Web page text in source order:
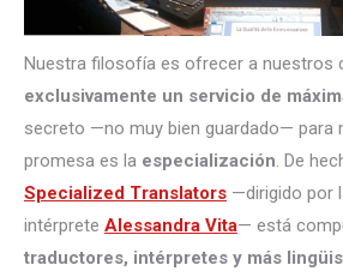
Nuestra filosofía es ofrecer a nuestros
exclusivamente un servicio de
secreto —no muy bien guardado— para
promesa es la especialización. De
Specialized Translators —dirigido por
intérprete Alessandra Vita— está
traductores, intérpretes y más